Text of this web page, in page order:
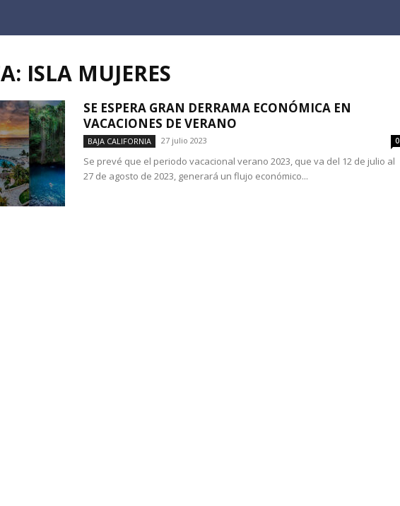
ISLA MUJERES
SE ESPERA GRAN DERRAMA ECONÓMICA EN
VACACIONES DE VERANO
BAJA CALIFORNIA 27 julio 2023 0
Se prevé que el periodo vacacional verano 2023, que va del 12 de julio al
27 de agosto de 2023, generará un flujo económico...